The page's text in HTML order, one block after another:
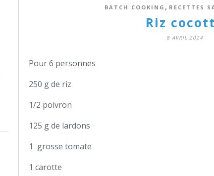
BATCH COOKING , RECETTES
Riz
8 AVRIL 2024
Pour 6 personnes
250 g de riz
1/2 poivron
125 g de lardons
1 grosse tomate
1 carotte